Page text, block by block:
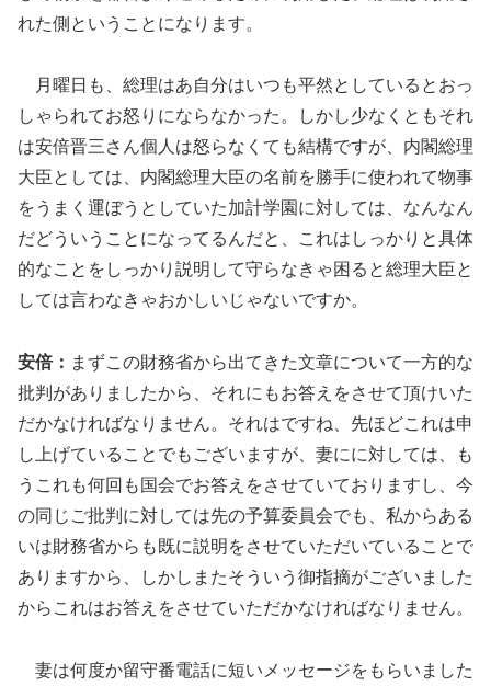
れた側ということになります。
月曜日も、総理はあ自分はいつも平然としているとおっ
しゃられてお怒りにならなかった。しかし少なくともそれ
は安倍晋三さん個人は怒らなくても結構ですが、内閣総理
大臣としては、内閣総理大臣の名前を勝手に使われて物事
をうまく運ぼうとしていた加計学園に対しては、なんなん
だどういうことになってるんだと、これはしっかりと具体
的なことをしっかり説明して守らなきゃ困ると総理大臣と
しては言わなきゃおかしいじゃないですか。
安倍： まずこの財務省から出てきた文章について一方的な
批判がありましたから、それにもお答えをさせて頂けいた
だかなければなりません。それはですね、先ほどこれは申
し上げていることでもございますが、妻にに対しては、も
うこれも何回も国会でお答えをさせていておりますし、今
の同じご批判に対しては先の予算委員会でも、私からある
いは財務省からも既に説明をさせていただいていることで
ありますから、しかしまたそういう御指摘がございました
からこれはお答えをさせていただかなければなりません。
妻は何度か留守番電話に短いメッセージをもらいました